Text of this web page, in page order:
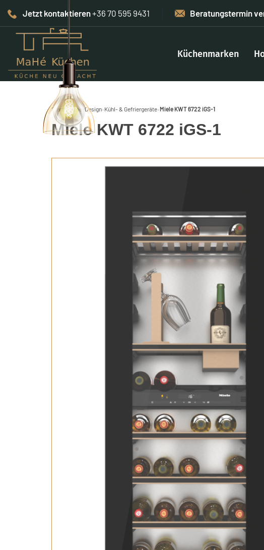
Jetzt kontaktieren+36 70 595 9431 Beratungstermin
Küchenmarken
Start›Home-Design› Kühl- & Gefriergeräte›Miele KWT 6722 iGS-1
Miele KWT 6722 iGS-1